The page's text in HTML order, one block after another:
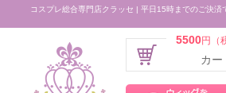
コスプレ総合専門店クラッセ | 平日15時までのご決済
5500円（
カー